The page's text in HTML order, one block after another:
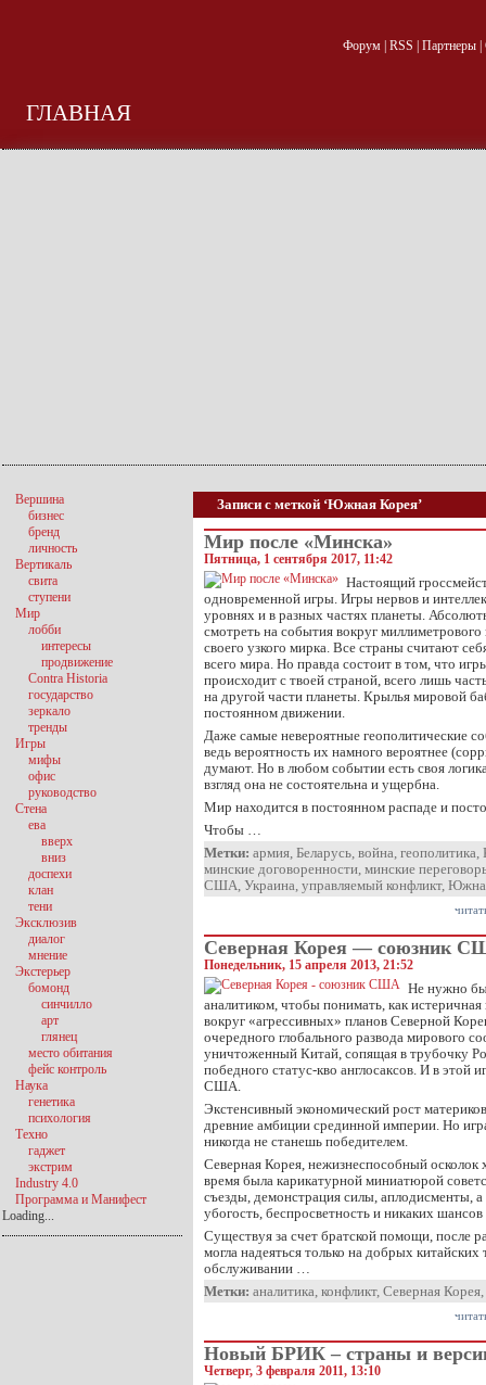
Форум| RSS Партнеры|
ГЛАВНАЯ
Записи с меткой ‘Южная Корея’
Мир после «Минска»
Пятница, 1 сентября 2017, 11:42
Настоящий
одновременной игры. Игры нервов и
уровнях и в разных частях планеты.
смотреть на события вокруг миллиметрового
своего узкого мирка. Все страны считают
всего мира. Но правда состоит в том, что
происходит с твоей страной, всего лишь
на другой части планеты. Крылья мировой
постоянном движении.
Даже самые невероятные геополитические
ведь вероятность их намного вероятнее
думают. Но в любом событии есть своя
взгляд она не состоятельна и ущербна.
Мир находится в постоянном распаде и
Чтобы …
Метки: армия, Беларусь, война, геополитика,
минские договоренности, минские
США, Украина, управляемый конфликт,
Северная Корея — союзник
Понедельник, 15 апреля 2013, 21:52
Не нужно
аналитиком, чтобы понимать, как
вокруг «агрессивных» планов Северной
очередного глобального развода мирового
уничтоженный Китай, сопящая в трубочку
победного статус-кво англосаксов. И в этой
США.
Экстенсивный экономический рост
древние амбиции срединной империи. Но
никогда не станешь победителем.
Северная Корея, нежизнеспособный осколок
время была карикатурной миниатюрой
съезды, демонстрация силы, аплодисменты,
убогость, беспросветность и никаких шансов
Существуя за счет братской помощи, после
могла надеяться только на добрых
обслуживании …
Метки: аналитика, конфликт, Северная Корея,
Новый БРИК – страны и
Четверг, 3 февраля 2011, 13:10
Вершина
бизнес
бренд
личность
Вертикаль
свита
ступени
Мир
лобби
интересы
продвижение
Contra Historia
государство
зеркало
тренды
Игры
мифы
офис
руководство
Стена
ева
вверх
вниз
доспехи
клан
тени
Эксклюзив
диалог
мнение
Экстерьер
бомонд
синчилло
арт
глянец
место обитания
фейс контроль
Наука
генетика
психология
Техно
гаджет
экстрим
Industry 4.0
Программа и Манифест
Loading...